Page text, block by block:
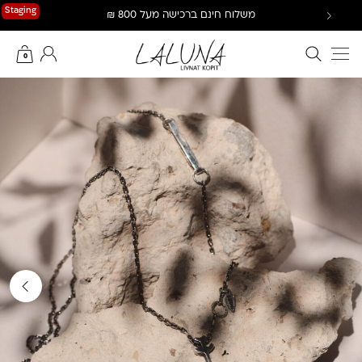
Staging משלוח חינם ברכישה מעל 800 ₪
חיפוש באתר
0
החשבון שלי